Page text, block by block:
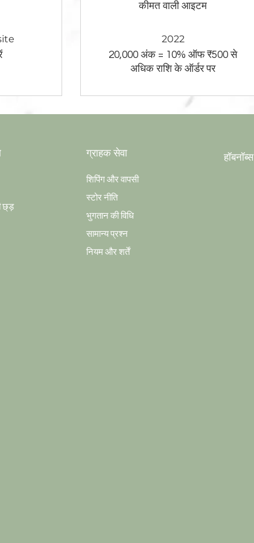
कीमत वाली आइटम
2022
20,000 अंक = 10% ऑफ ₹500 से
अधिक राशि के ऑर्डर पर
छ्ड़
ग्राहक सेवा
शिपिंग और वापसी
स्टोर नीति
भुगतान की विधि
सामान्य प्रश्न
नियम और शर्तें
हॉबनॉब्स